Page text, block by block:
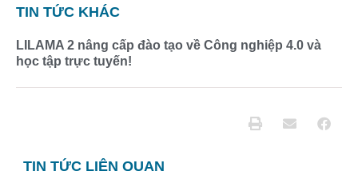
TIN TỨC KHÁC
LILAMA 2 nâng cấp đào tạo về Công nghiệp 4.0 và
học tập trực tuyến!
TIN TỨC LIÊN QUAN